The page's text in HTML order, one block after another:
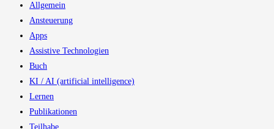
Allgemein
Ansteuerung
Apps
Assistive Technologien
Buch
KI / AI (artificial intelligence)
Lernen
Publikationen
Teilhabe